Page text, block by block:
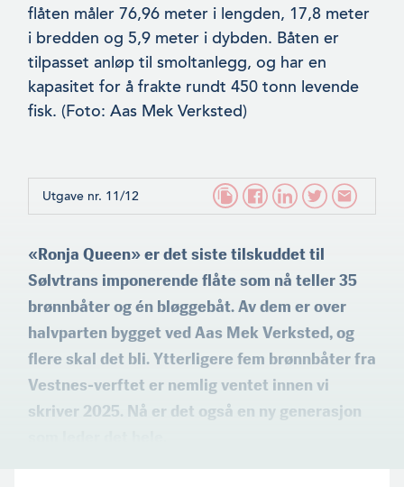
flåten måler 76,96 meter i lengden, 17,8 meter
i bred­den og 5,9 meter i dybden. Båten er
tilpasset anløp til smoltan­legg, og har en
kapasitet for å frakte rundt 450 tonn levende
fisk. (Foto: Aas Mek Verksted)
Utgave nr. 11/12
«Ronja Queen» er det siste tilskuddet til
Sølvtrans imponerende flåte som nå teller 35
brønnbåter og én bløggebåt. Av dem er over
halvparten bygget ved Aas Mek Verksted, og
flere skal det bli. Ytterligere fem brønnbåter fra
Vestnes-verftet er nemlig ventet innen vi
skriver 2025. Nå er det også en ny generasjon